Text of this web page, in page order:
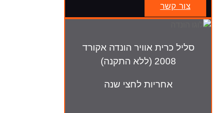
צור קשר
סליל כרית אוויר הונדה אקורד
2008 (ללא התקנה)
אחריות לחצי שנה